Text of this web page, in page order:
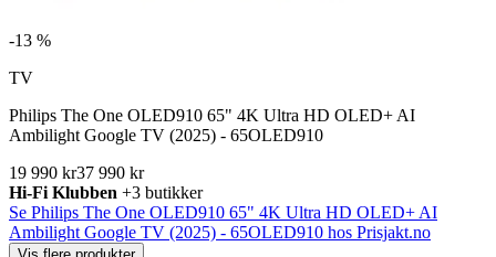
-13 %
TV
Philips The One OLED910 65" 4K Ultra HD OLED+ AI
Ambilight Google TV (2025) - 65OLED910
19 990 kr37 990 kr
Hi-Fi Klubben +3 butikker
Se Philips The One OLED910 65" 4K Ultra HD OLED+ AI
Ambilight Google TV (2025) - 65OLED910 hos Prisjakt.no